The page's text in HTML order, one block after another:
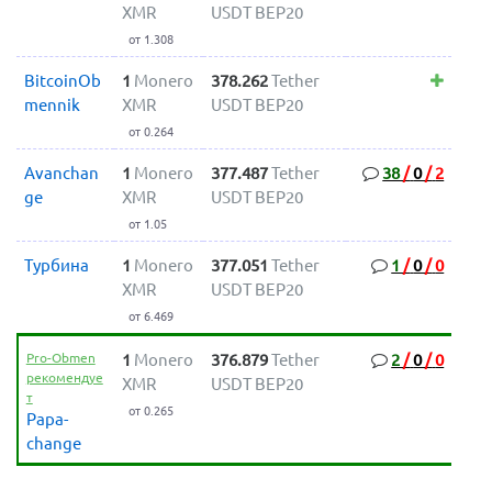
XMR
от 1.308
USDT BEP20
BitcoinOb
mennik
1 Monero
XMR
от 0.264
378.262Tether
USDT BEP20
Avanchan
ge
1 Monero
XMR
от 1.05
377.487Tether
USDT BEP20
38/0/ 2
Турбина 1 Monero
XMR
от 6.469
377.051 Tether
USDT BEP20
1 /0/0
Pro-Obmen
рекомендуе
т
Papa-
change
1 Monero
XMR
от 0.265
376.879Tether
USDT BEP20
2 /0/0